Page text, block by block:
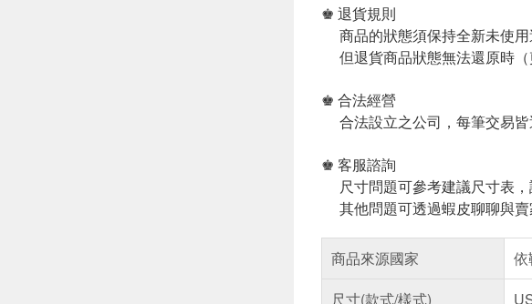
♚ 退貨規則
商品的狀態須保持全新未使用
但退貨商品狀態無法還原時（
♚ 合法經營
合法設立之公司，每筆交易皆
♚ 客服諮詢
尺寸問題可參考建議尺寸表，
其他問題可透過蝦皮聊聊與賣
商品來源國家
依
尺寸(款式/樣式)